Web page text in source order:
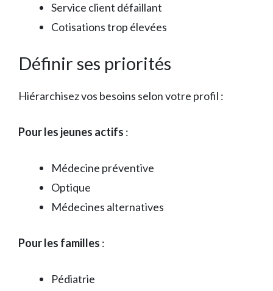
Service client défaillant
Cotisations trop élevées
Définir ses priorités
Hiérarchisez vos besoins selon votre profil :
Pour les jeunes actifs :
Médecine préventive
Optique
Médecines alternatives
Pour les familles :
Pédiatrie